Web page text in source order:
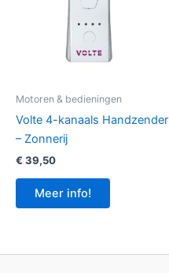
Motoren & bedieningen
Volte 4-kanaals Handzender
– Zonnerij
€ 39,50
Meer info!